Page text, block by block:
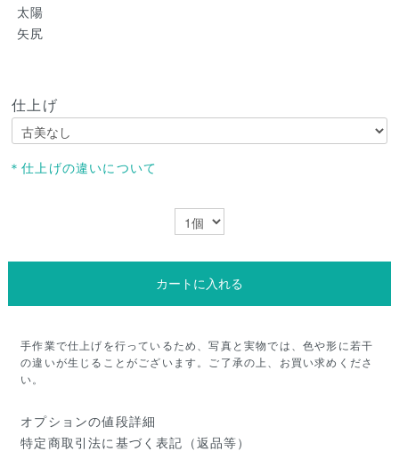
太陽
矢尻
仕上げ
＊仕上げの違いについて
カートに入れる
手作業で仕上げを行っているため、写真と実物では、色や形に若干
の違いが生じることがございます。ご了承の上、お買い求めくださ
い。
オプションの値段詳細
特定商取引法に基づく表記（返品等）